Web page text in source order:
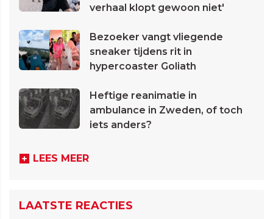
verhaal klopt gewoon niet'
Bezoeker vangt vliegende
sneaker tijdens rit in
hypercoaster Goliath
Heftige reanimatie in
ambulance in Zweden, of toch
iets anders?
LEES MEER
LAATSTE REACTIES